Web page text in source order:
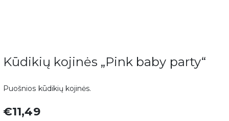
Kūdikių kojinės „Pink baby party“
Puošnios kūdikių kojinės.
€11,49